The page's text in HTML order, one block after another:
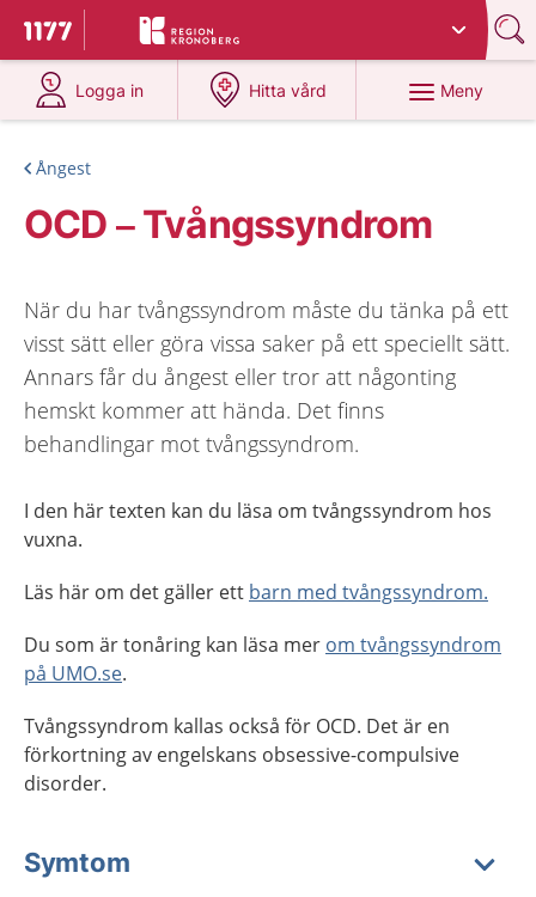
Till startsidan för 1177
Du har valt region
Logga in
på 1177.se
Hitta vård
på 1177.se
Meny
Ångest
OCD – Tvångssyndrom
När du har tvångssyndrom måste du tänka på ett
visst sätt eller göra vissa saker på ett speciellt sätt.
Annars får du ångest eller tror att någonting
hemskt kommer att hända. Det finns
behandlingar mot tvångssyndrom.
I den här texten kan du läsa om tvångssyndrom hos
vuxna.
Läs här om det gäller ett barn med tvångssyndrom.
Du som är tonåring kan läsa mer om tvångssyndrom
på UMO.se.
Tvångssyndrom kallas också för OCD. Det är en
förkortning av engelskans obsessive-compulsive
disorder.
Symtom